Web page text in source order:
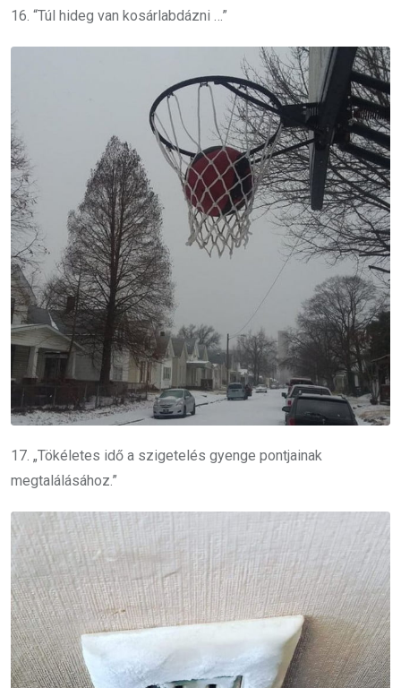
16. “Túl hideg van kosárlabdázni …”
17. „Tökéletes idő a szigetelés gyenge pontjainak
megtalálásához.”